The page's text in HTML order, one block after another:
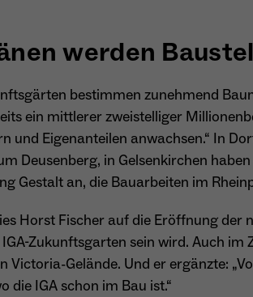
Laufzeit 2
Zweck
Name
Anbieter
werden
bestimmen zunehmend
ein mittlerer zweistelliger
und Eigenanteilen anwachsen.“ In
Deusenberg, in Gelsenkirchen
Gestalt an, die Bauarbeiten im
Horst Fischer auf die Eröffnung der
Zukunftsgarten sein wird. Auch
Victoria-Gelände. Und er ergänzte:
die IGA schon im Bau ist.“